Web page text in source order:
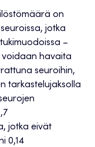
on
jotka
–
voidaan havaita
seuroihin,
tarkastelujaksolla
jotka eivät
0,14